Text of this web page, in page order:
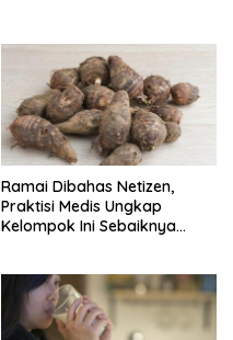
Ramai Dibahas Netizen,
Praktisi Medis Ungkap
Kelompok Ini Sebaiknya